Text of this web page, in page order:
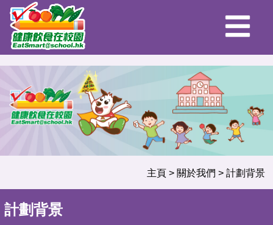
主頁> 關於我們 > 計劃背景
計劃背景